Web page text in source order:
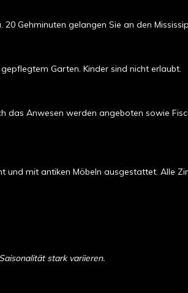
Gehminuten gelangen Sie an den
Garten. Kinder sind nicht erlaubt.
das Anwesen werden angeboten sowie
und mit antiken Möbeln ausgestattet. Alle
stark variieren.